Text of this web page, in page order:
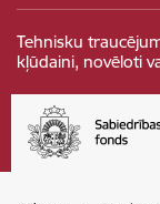
Tehnisku
kļūdaini, novēloti